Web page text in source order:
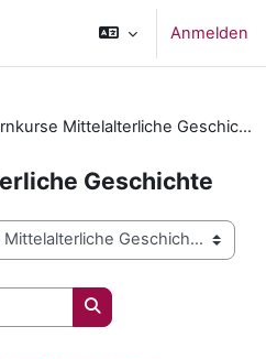
Anmelden
Lernkurse Mittelalterliche Geschichte
Geschichte
Kurse suchen